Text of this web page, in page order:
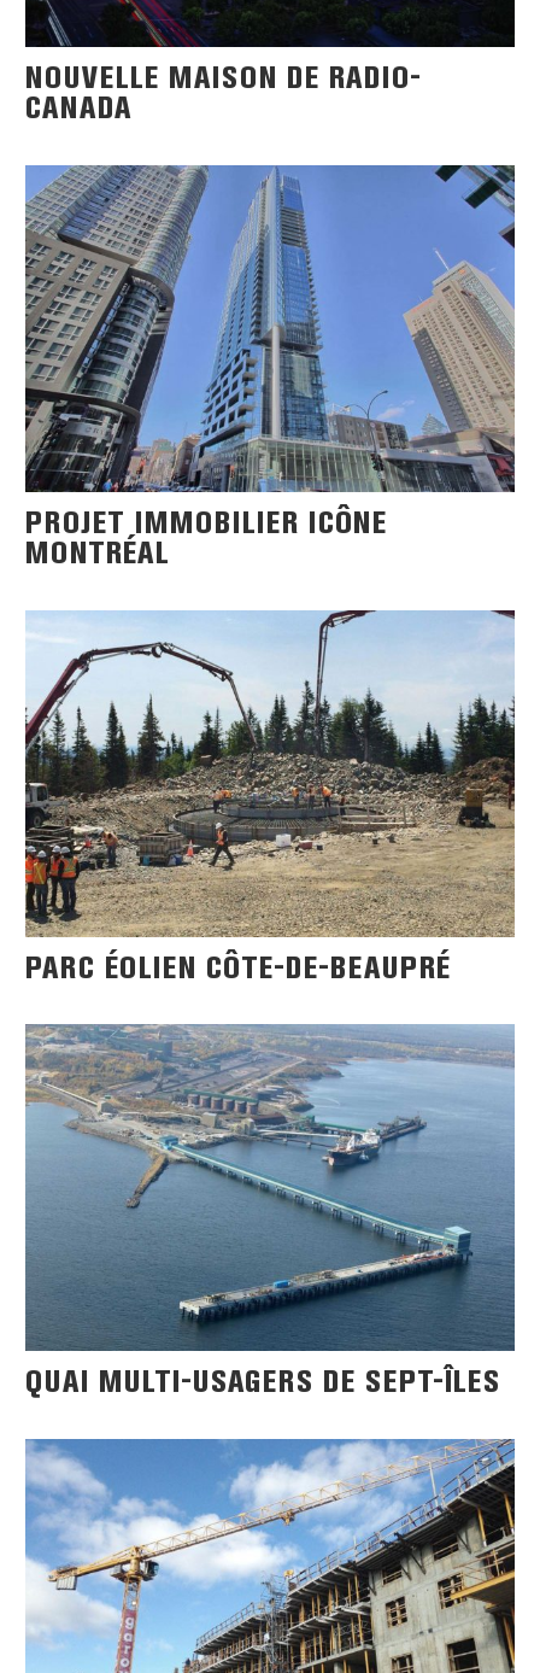
NOUVELLE MAISON DE RADIO-
CANADA
PROJET IMMOBILIER ICÔNE
MONTRÉAL
PARC ÉOLIEN CÔTE-DE-BEAUPRÉ
QUAI MULTI-USAGERS DE SEPT-ÎLES